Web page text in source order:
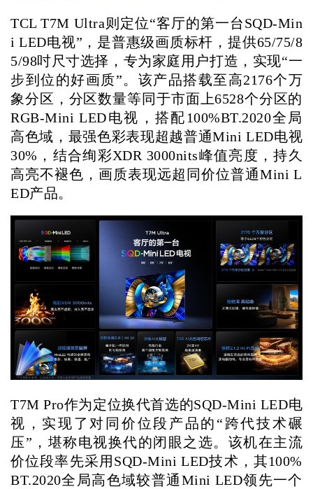
TCL T7M Ultra则定位“客厅的第一台SQD-Min
i LED电视”，是普惠级画质标杆，提供65/75/8
5/98吋尺寸选择，专为家庭用户打造，实现“一
步到位的好画质”。该产品搭载至高2176个万
象分区，分区数量等同于市面上6528个分区的
RGB-Mini LED电视，搭配100%BT.2020全局
高色域，最强色彩表现超越普通Mini LED电视
30%，结合绚彩XDR 3000nits峰值亮度，持久
高亮不褪色，画质表现远超同价位普通Mini L
ED产品。
T7M Pro作为定位换代首选的SQD-Mini LED电
视，实现了对同价位段产品的“跨代技术碾
压”，堪称电视换代的闭眼之选。该机在主流
价位段率先采用SQD-Mini LED技术，其100%
BT.2020全局高色域较普通Mini LED领先一个